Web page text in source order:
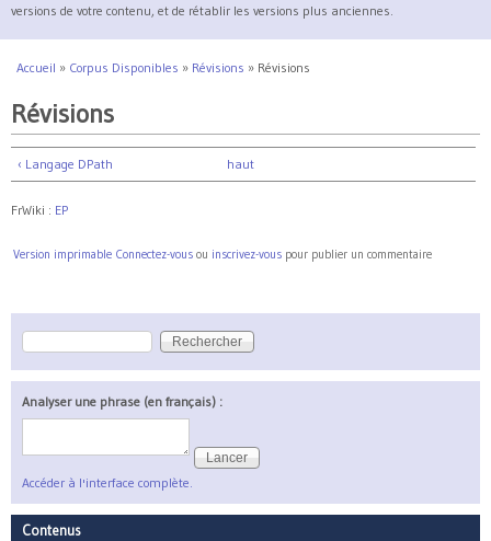
versions de votre contenu, et de rétablir les versions plus anciennes.
Vous êtes ici
Accueil » Corpus Disponibles » Révisions » Révisions
Révisions
‹ Langage DPath haut
FrWiki : EP
Version imprimable Connectez-vous ou inscrivez-vous pour publier un commentaire
Formulaire de recherche
Rechercher
Analyser une phrase (en français) :
Accéder à l'interface complète.
Contenus